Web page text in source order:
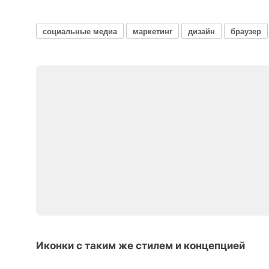
социальные медиа маркетинг дизайн браузер
Иконки с таким же стилем и концепцией